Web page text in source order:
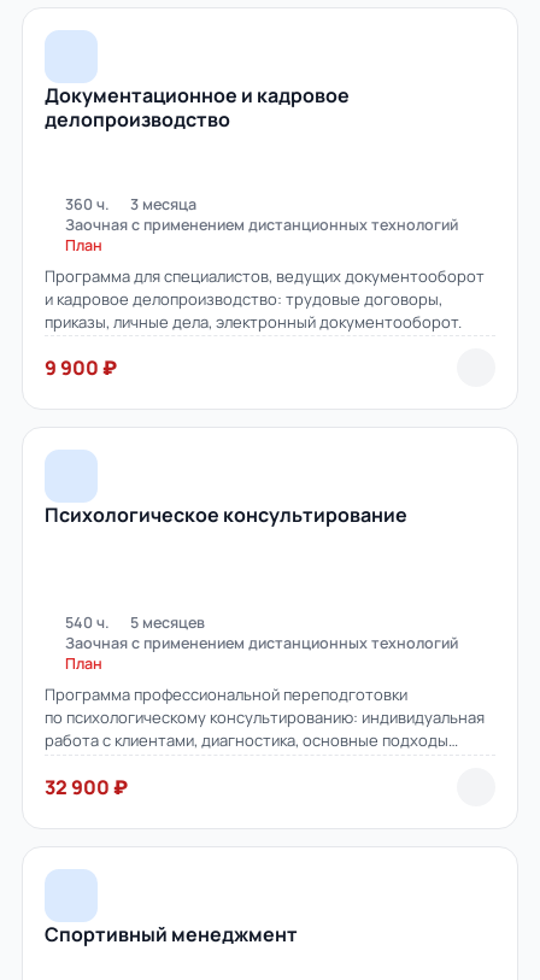
Документационное и кадровое
делопроизводство
360 ч.
3 месяца
Заочная с применением дистанционных технологий
План
Программа для специалистов, ведущих документооборот
и кадровое делопроизводство: трудовые договоры,
приказы, личные дела, электронный документооборот.
9 900 ₽
Психологическое консультирование
540 ч.
5 месяцев
Заочная с применением дистанционных технологий
План
Программа профессиональной переподготовки
по психологическому консультированию: индивидуальная
работа с клиентами, диагностика, основные подходы
32 900 ₽
Спортивный менеджмент